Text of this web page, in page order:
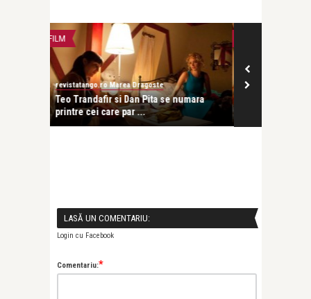
FILM
revistatango.ro Marea Dragoste
Teo Trandafir si Dan Pita se numara
printre cei care par ...
LASĂ UN COMENTARIU:
Login cu Facebook
Comentariu:*